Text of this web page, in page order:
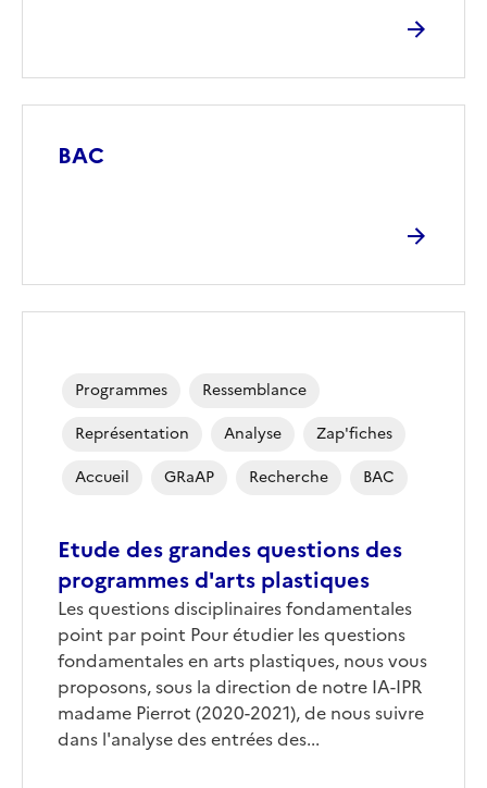
BAC
Etude des grandes questions des
programmes d'arts plastiques
Corps
Les questions disciplinaires fondamentales
point par point Pour étudier les questions
fondamentales en arts plastiques, nous vous
proposons, sous la direction de notre IA-IPR
madame Pierrot (2020-2021), de nous suivre
dans l'analyse des entrées des...
Programmes
Ressemblance
Représentation
Analyse
Zap'fiches
Accueil
GRaAP Recherche BAC